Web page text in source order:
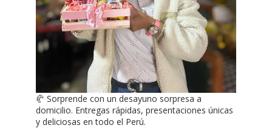
🥐 Sorprende con un desayuno sorpresa a
domicilio. Entregas rápidas, presentaciones únicas
y deliciosas en todo el Perú.